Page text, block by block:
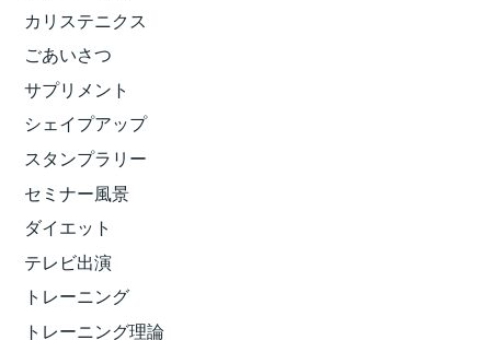
カリステニクス
ごあいさつ
サプリメント
シェイプアップ
スタンプラリー
セミナー風景
ダイエット
テレビ出演
トレーニング
トレーニング理論